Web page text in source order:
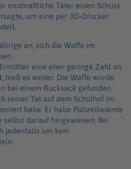
mutmaßliche Täter einen Schuss
um eine per 3D-Drucker
an, sich die Waffe im
eine eher geringe Zahl an
hieß es weiter. Die Waffe wurde
bei einem Rucksack gefunden,
seiner Tat auf dem Schulhof im
habe. Er habe Polizeibeamte
selbst darauf hingewiesen. Bei
jedenfalls um kein